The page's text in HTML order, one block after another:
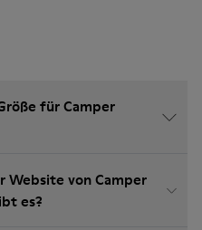
für Camper
Website von Camper
es?